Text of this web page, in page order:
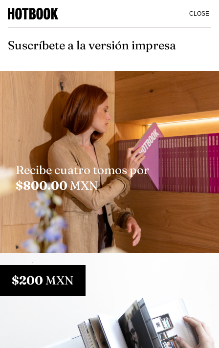
Suscríbete a la versión impresa
CLOSE
Recibe cuatro tomos por
$800.00MXN
$200 MXN